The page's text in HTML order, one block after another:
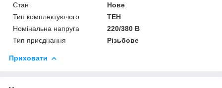
Стан
Нове
Тип комплектуючого
ТЕН
Номінальна напруга
220/380 В
Тип приєднання
Різьбове
Приховати